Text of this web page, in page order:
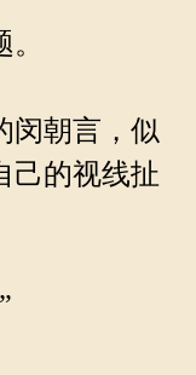
闵朝言，似
己的视线扯